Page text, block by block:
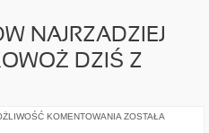
NAJRZADZIEJ
DZIŚ Z
KOMENTOWANIA KIEDYŚ
ZOSTAŁA